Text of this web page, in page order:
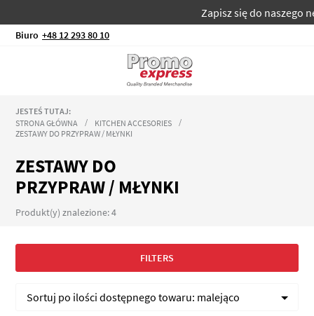
Zapisz się do naszego
Biuro +48 12 293 80 10
JESTEŚ TUTAJ:
STRONA GŁÓWNA
KITCHEN ACCESORIES
ZESTAWY DO PRZYPRAW / MŁYNKI
ZESTAWY DO
PRZYPRAW / MŁYNKI
Produkt(y) znalezione: 4
FILTERS
Sortuj po ilości dostępnego towaru: malejąco